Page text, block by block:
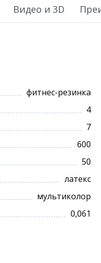
Видео и 3D
фитнес-резинка
4
7
600
50
латекс
мультиколор
0,061